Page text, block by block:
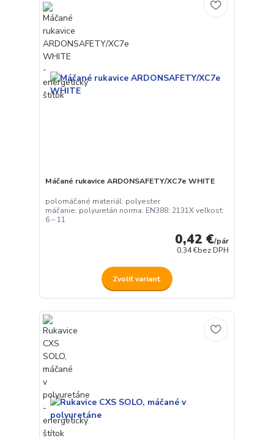
Máčané rukavice ARDONSAFETY/XC7e WHITE
polomáčané materiál: polyester
máčanie: polyuretán norma: EN388: 2131X veľkosť:
6 – 11
0,42 €/pár
0,34 €bez DPH
Zvoliť variant